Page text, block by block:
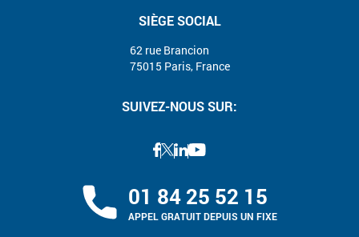
SIÈGE SOCIAL
62 rue Brancion
75015 Paris, France
SUIVEZ-NOUS SUR:
01 84 25 52 15
APPEL GRATUIT DEPUIS UN FIXE